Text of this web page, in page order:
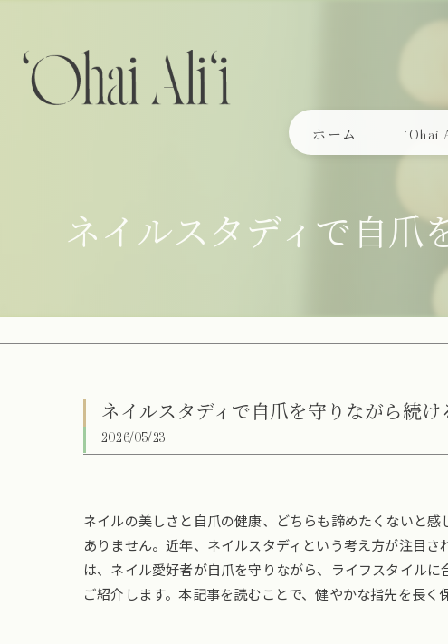
ホーム ‘Ohai
ネイルスタディで自爪
ネイルスタディで自爪を守りながら続
2026/05/23
ネイルの美しさと自爪の健康、どちらも諦めたくないと
ありません。近年、ネイルスタディという考え方が注目
は、ネイル愛好者が自爪を守りながら、ライフスタイル
ご紹介します。本記事を読むことで、健やかな指先を長